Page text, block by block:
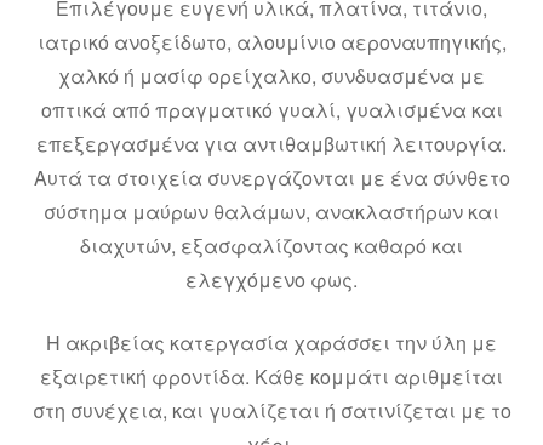
Επιλέγουμε ευγενή υλικά, πλατίνα, τιτάνιο,
ιατρικό ανοξείδωτο, αλουμίνιο αεροναυπηγικής,
χαλκό ή μασίφ ορείχαλκο, συνδυασμένα με
οπτικά από πραγματικό γυαλί, γυαλισμένα και
επεξεργασμένα για αντιθαμβωτική λειτουργία.
Αυτά τα στοιχεία συνεργάζονται με ένα σύνθετο
σύστημα μαύρων θαλάμων, ανακλαστήρων και
διαχυτών, εξασφαλίζοντας καθαρό και
ελεγχόμενο φως.
Η ακριβείας κατεργασία χαράσσει την ύλη με
εξαιρετική φροντίδα. Κάθε κομμάτι αριθμείται
στη συνέχεια, και γυαλίζεται ή σατινίζεται με το